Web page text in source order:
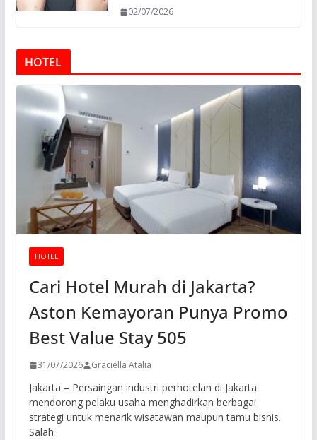
02/07/2026
HOTEL
HOTEL
Cari Hotel Murah di Jakarta?
Aston Kemayoran Punya Promo
Best Value Stay 505
31/07/2026 Graciella Atalia
Jakarta – Persaingan industri perhotelan di Jakarta
mendorong pelaku usaha menghadirkan berbagai
strategi untuk menarik wisatawan maupun tamu bisnis.
Salah